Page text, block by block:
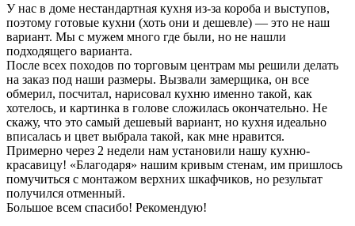
У нас в доме нестандартная кухня из-за короба и выступов,
поэтому готовые кухни (хоть они и дешевле) — это не наш
вариант. Мы с мужем много где были, но не нашли
подходящего варианта.
После всех походов по торговым центрам мы решили делать
на заказ под наши размеры. Вызвали замерщика, он все
обмерил, посчитал, нарисовал кухню именно такой, как
хотелось, и картинка в голове сложилась окончательно. Не
скажу, что это самый дешевый вариант, но кухня идеально
вписалась и цвет выбрала такой, как мне нравится.
Примерно через 2 недели нам установили нашу кухню-
красавицу! «Благодаря» нашим кривым стенам, им пришлось
помучиться с монтажом верхних шкафчиков, но результат
получился отменный.
Большое всем спасибо! Рекомендую!